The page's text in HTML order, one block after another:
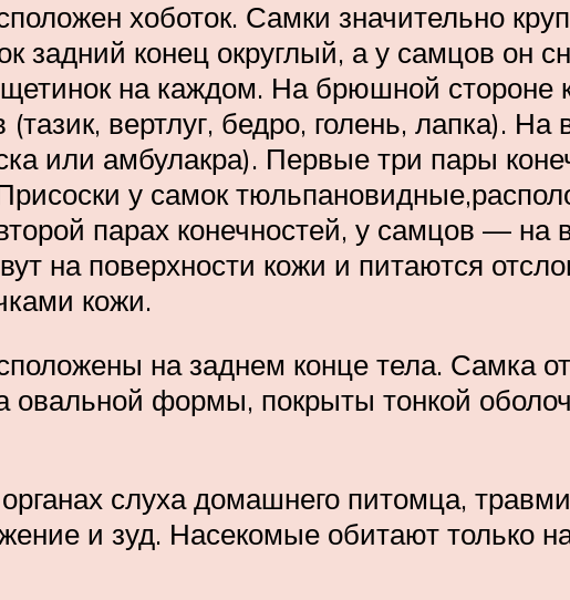
хоботок. Самки значительно
конец округлый, а у самцов он
на каждом. На брюшной стороне
вертлуг, бедро, голень, лапка).
или амбулакра). Первые три пары
у самок
парах конечностей, у самцов — на
на поверхности кожи и питаются
кожи.
на заднем конце тела. Самка
овальной формы, покрыты тонкой
слуха домашнего питомца,
и зуд. Насекомые обитают только